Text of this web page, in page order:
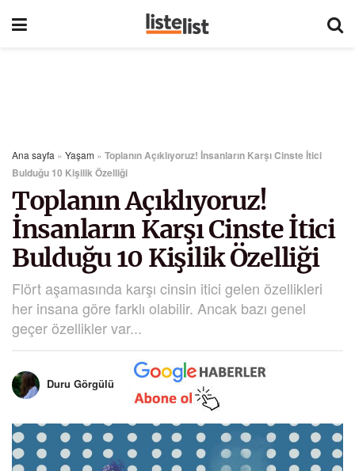
Ana sayfa » Yaşam » Toplanın Açıklıyoruz! İnsanların Karşı Cinste İtici
Bulduğu 10 Kişilik Özelliği
Toplanın Açıklıyoruz!
İnsanların Karşı Cinste İtici
Bulduğu 10 Kişilik Özelliği
Flört aşamasında karşı cinsin itici gelen özellikleri
her insana göre farklı olabilir. Ancak bazı genel
geçer özellikler var...
Duru Görgülü